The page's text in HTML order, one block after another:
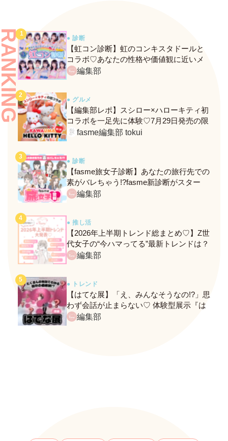
● 診断
【虹コン診断】虹のコンキスタドールと
コラボ♡あなたの性格や価値観に近いメ
ンバーがわかる、fasmeの新診断がスター
編集部
● グルメ
【編集部レポ】スシロー×ハローキティ初
コラボを一足先に体験♡7月29日発売の限
定メニュー＆グッズをレポ！
fasme編集部 tokui
● 診断
【fasme旅女子診断】あなたの旅行先での
素がバレちゃう!?fasme新診断がスター
ト！編集部
● 推し活
【2026年上半期トレンド総まとめ♡】Z世
代女子の“今ハマってる”最新トレンドは？
ネクストバズ予報もチェック♪
編集部
● トレンド
【はてな展】「え、みんなそうなの!?」思
わず会話が止まらない♡ 体験型展示『は
てな展』に行ってきたレポ
編集部